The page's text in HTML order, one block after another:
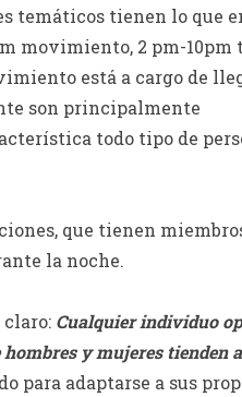
temáticos tienen lo que
movimiento, 2 pm-10pm
está a cargo de
son principalmente
todo tipo de
que tienen
la noche.
Cualquier individuo
y mujeres tienden
para adaptarse a sus